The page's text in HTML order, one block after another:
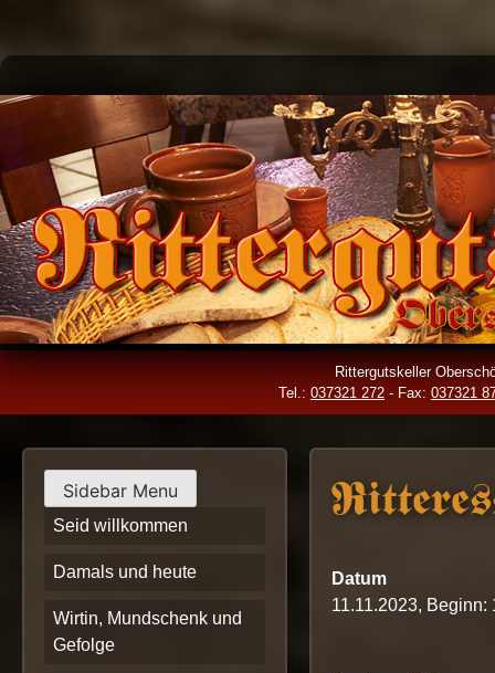
Rittergutskeller
Tel.: 037321 272 - Fax: 037321
Datum
11.11.2023, Beginn:
Sidebar Menu
Seid willkommen
Damals und heute
Wirtin, Mundschenk und
Gefolge